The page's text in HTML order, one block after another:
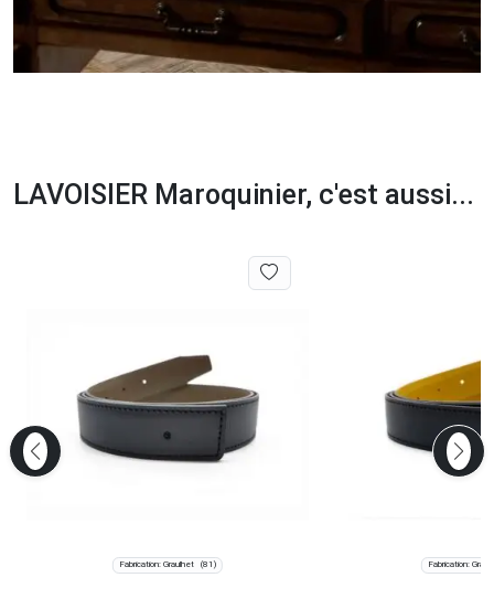
LAVOISIER Maroquinier, c'est aussi...
Fabrication: Graulhet (81) Fabrication: